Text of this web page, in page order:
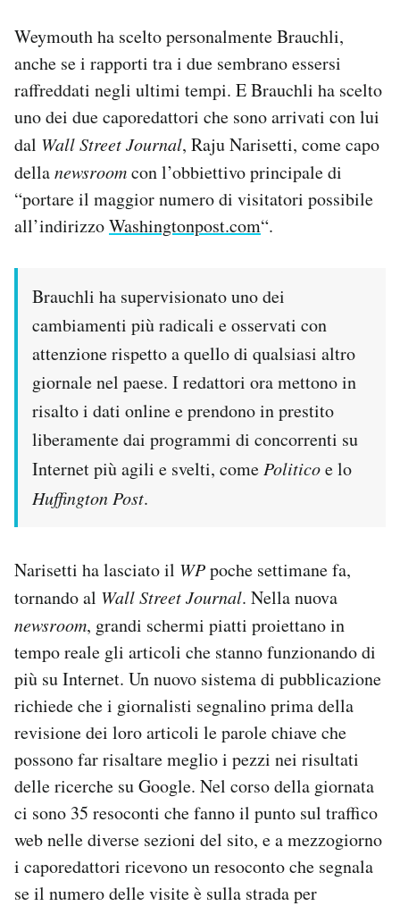
Weymouth ha scelto personalmente Brauchli,
anche se i rapporti tra i due sembrano essersi
raffreddati negli ultimi tempi. E Brauchli ha scelto
uno dei due caporedattori che sono arrivati con lui
dal Wall Street Journal, Raju Narisetti, come capo
dellanewsroomcon l’obbiettivo principale di
“portare il maggior numero di visitatori possibile
all’indirizzoWashingtonpost.com“.
Brauchli ha supervisionato uno dei
cambiamenti più radicali e osservati con
attenzione rispetto a quello di qualsiasi altro
giornale nel paese. I redattori ora mettono in
risalto i dati online e prendono in prestito
liberamente dai programmi di concorrenti su
Internet più agili e svelti, come Politicoe lo
Huffington Post.
Narisetti ha lasciato il WPpoche settimane fa,
tornando al Wall Street Journal. Nella nuova
newsroom, grandi schermi piatti proiettano in
tempo reale gli articoli che stanno funzionando di
più su Internet. Un nuovo sistema di pubblicazione
richiede che i giornalisti segnalino prima della
revisione dei loro articoli le parole chiave che
possono far risaltare meglio i pezzi nei risultati
delle ricerche su Google. Nel corso della giornata
ci sono 35 resoconti che fanno il punto sul traffico
web nelle diverse sezioni del sito, e a mezzogiorno
i caporedattori ricevono un resoconto che segnala
se il numero delle visite è sulla strada per